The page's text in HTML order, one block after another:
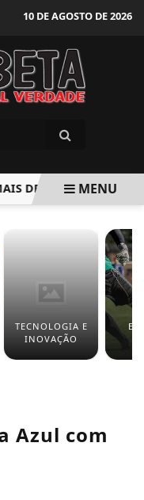
10 DE AGOSTO DE 2026
350 VAGAS NO DIA
MENU
TECNOLOGIA E
INOVAÇÃO
Azul com